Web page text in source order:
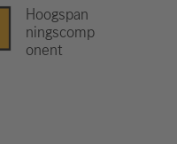
Hoogspan
ningscomp
onent